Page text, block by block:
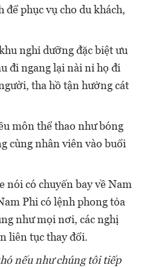
để phục vụ cho du khách,
nghỉ dưỡng đặc biệt ưu
đi ngang lại nài nỉ họ đi
tha hồ tận hưởng cát
môn thể thao như bóng
cùng nhân viên vào buổi
nói có chuyến bay về Nam
Phi có lệnh phong tỏa
như mọi nơi, các nghị
liên tục thay đổi.
nếu như chúng tôi tiếp